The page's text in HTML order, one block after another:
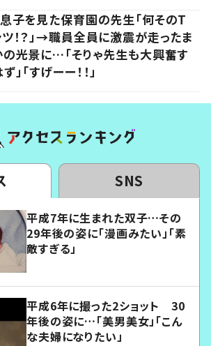
子を見た保育園の先生「何そのT
！？」→職員全員に激震が走ったま
の光景に…「そりゃ先生も大興奮す
」「すげーー！！」
SNS
平成7年に生まれた双子…その
29年後の姿に「漫画みたい」「素
敵すぎる」
平成6年に撮った2ショット 30
年後の姿に…「美男美女」「こん
な夫婦になりたい」